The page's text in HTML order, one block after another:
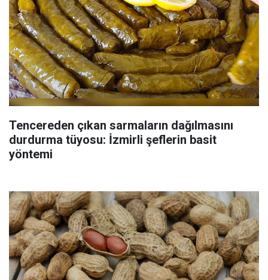
Tencereden çıkan sarmaların dağılmasını
durdurma tüyosu: İzmirli şeflerin basit
yöntemi